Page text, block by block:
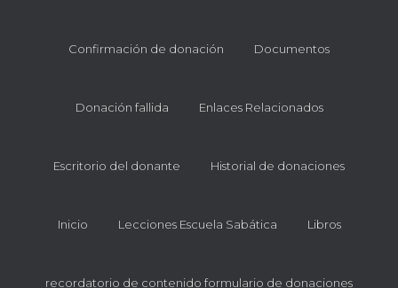
Confirmación de donación Documentos
Donación fallida Enlaces Relacionados
Escritorio del donante Historial de donaciones
Inicio Lecciones Escuela Sabática Libros
recordatorio de contenido formulario de donaciones